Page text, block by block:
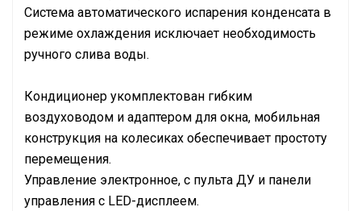
Система автоматического испарения конденсата в
режиме охлаждения исключает необходимость
ручного слива воды.
Кондиционер укомплектован гибким
воздуховодом и адаптером для окна, мобильная
конструкция на колесиках обеспечивает простоту
перемещения.
Управление электронное, с пульта ДУ и панели
управления с LED-дисплеем.